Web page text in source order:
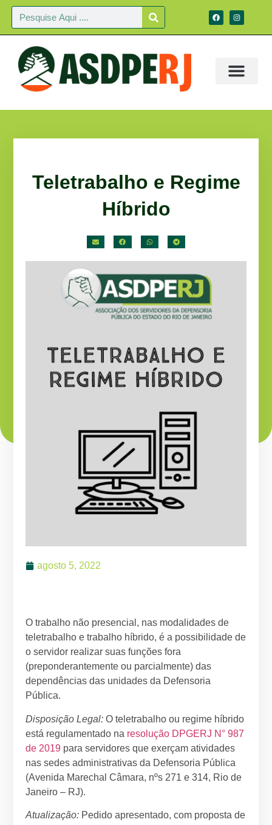
Teletrabalho e Regime
Híbrido
agosto 5, 2022
O trabalho não presencial, nas modalidades de
teletrabalho e trabalho híbrido, é a possibilidade de
o servidor realizar suas funções fora
(preponderantemente ou parcialmente) das
dependências das unidades da Defensoria
Pública.
Disposição Legal: O teletrabalho ou regime híbrido
está regulamentado na resolução DPGERJ N° 987
de 2019 para servidores que exerçam atividades
nas sedes administrativas da Defensoria Pública
(Avenida Marechal Câmara, nºs 271 e 314, Rio de
Janeiro – RJ).
Atualização: Pedido apresentado, com proposta de